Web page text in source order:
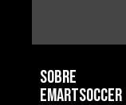
Sobre
Emartsoccer